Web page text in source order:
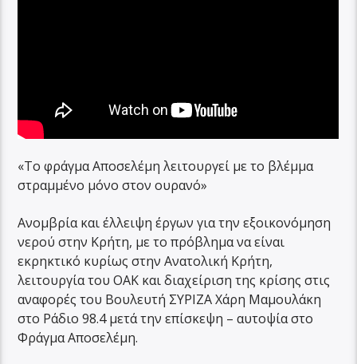
«Το φράγμα Αποσελέμη λειτουργεί με το βλέμμα
στραμμένο μόνο στον ουρανό»
Ανομβρία και έλλειψη έργων για την εξοικονόμηση
νερού στην Κρήτη, με το πρόβλημα να είναι
εκρηκτικό κυρίως στην Ανατολική Κρήτη,
λειτουργία του ΟΑΚ και διαχείριση της κρίσης στις
αναφορές του Βουλευτή ΣΥΡΙΖΑ Χάρη Μαμουλάκη
στο Ράδιο 98.4 μετά την επίσκεψη – αυτοψία στο
Φράγμα Αποσελέμη.